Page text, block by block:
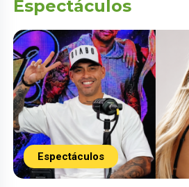
Espectáculos
Espectáculos